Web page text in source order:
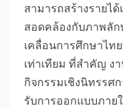
สามารถสร้างรายไ
สอดคล้องกับภาพลัก
เคลื่อนการศึกษาไท
เท่าเทียม ที่สำคัญ ง
กิจกรรมเชิงนิทรรศ
รับการออกแบบภาย